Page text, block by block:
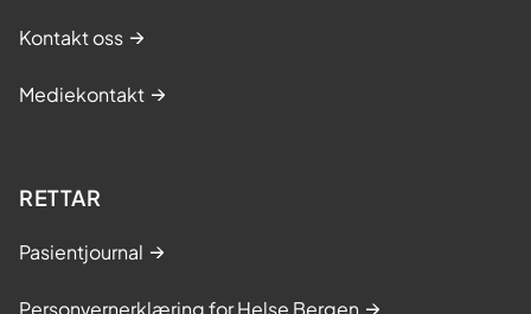
Kontakt oss
Mediekontakt
RETTAR
Pasientjournal
Personvernerklæring for Helse Bergen